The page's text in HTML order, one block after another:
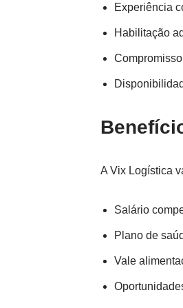
Experiência
Habilitação
A Vix Logística
Salário
Plano de
Vale